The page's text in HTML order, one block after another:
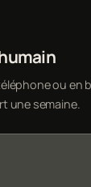
ou en
une semaine.